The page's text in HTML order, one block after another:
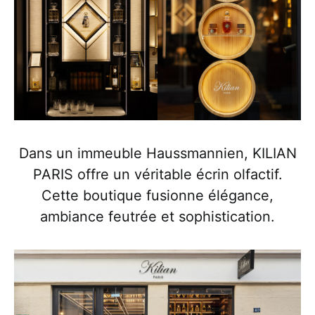
Dans un immeuble Haussmannien, KILIAN
PARIS offre un véritable écrin olfactif.
Cette boutique fusionne élégance,
ambiance feutrée et sophistication.